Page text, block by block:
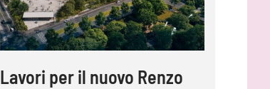
Lavori per il nuovo Renzo